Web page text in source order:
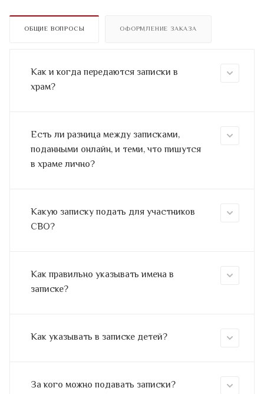
ОБЩИЕ ВОПРОСЫ ОФОРМЛЕНИЕ ЗАКАЗА
Как и когда передаются записки в
храм?
Есть ли разница между записками,
поданными онлайн, и теми, что пишутся
в храме лично?
Какую записку подать для участников
СВО?
Как правильно указывать имена в
записке?
Как указывать в записке детей?
За кого можно подавать записки?